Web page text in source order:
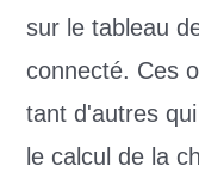
sur le tableau
connecté. Ces
tant d'autres
le calcul de la